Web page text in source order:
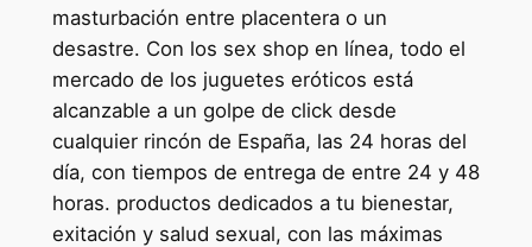
masturbación entre placentera o un
desastre. Con los sex shop en línea, todo el
mercado de los juguetes eróticos está
alcanzable a un golpe de click desde
cualquier rincón de España, las 24 horas del
día, con tiempos de entrega de entre 24 y 48
horas. productos dedicados a tu bienestar,
exitación y salud sexual, con las máximas